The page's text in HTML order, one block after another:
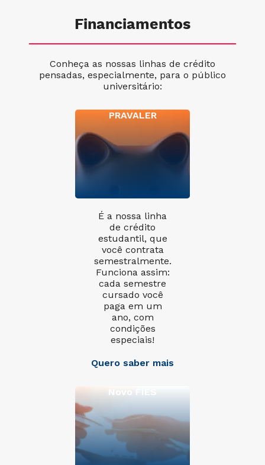
Financiamentos
Conheça as nossas linhas de crédito
pensadas, especialmente, para o público
universitário:
PRAVALER
É a nossa linha
de crédito
estudantil, que
você contrata
semestralmente.
Funciona assim:
cada semestre
cursado você
paga em um
ano, com
condições
especiais!
Quero saber mais
Novo FIES